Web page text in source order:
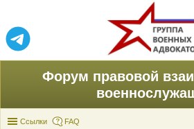
Форум правовой
Ссылки FAQ